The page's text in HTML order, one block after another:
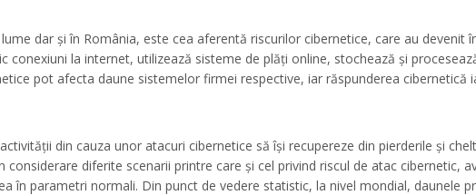
dar și în România, este cea aferentă riscurilor cibernetice, care au devenit
la internet, utilizează sisteme de plăți online, stochează și
pot afecta daune sistemelor firmei respective, iar răspunderea cibernetică
din cauza unor atacuri cibernetice să își recupereze din pierderile și
diferite scenarii printre care și cel privind riscul de atac cibernetic,
în parametri normali. Din punct de vedere statistic, la nivel mondial, daunele